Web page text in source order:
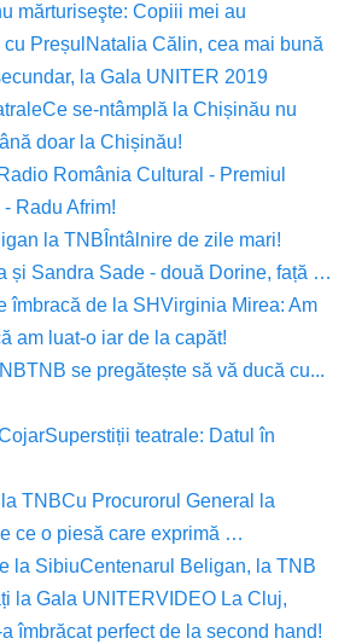
mărturiseşte: Copiii mei au
Preșul Natalia Călin, cea mai bună
la Gala UNITER 2019
Ce se-ntâmplă la Chișinău nu
doar la Chișinău!
Radio România Cultural - Premiul
Radu Afrim!
la TNB Întâlnire de zile mari!
și Sandra Sade - două Dorine, față …
îmbracă de la SHVirginia Mirea: Am
am luat-o iar de la capăt!
TNB se pregătește să vă ducă cu...
Superstiții teatrale: Datul în
TNBCu Procurorul General la
ce o piesă care exprimă …
la SibiuCentenarul Beligan, la TNB
la Gala UNITERVIDEO La Cluj,
îmbrăcat perfect de la second hand!